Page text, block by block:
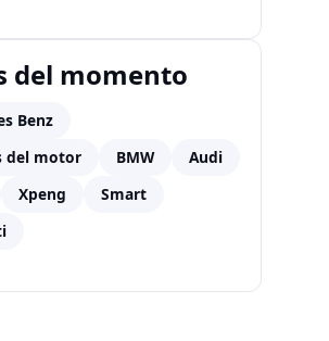
del momento
Benz
del motor
BMW
Audi
Xpeng
Smart